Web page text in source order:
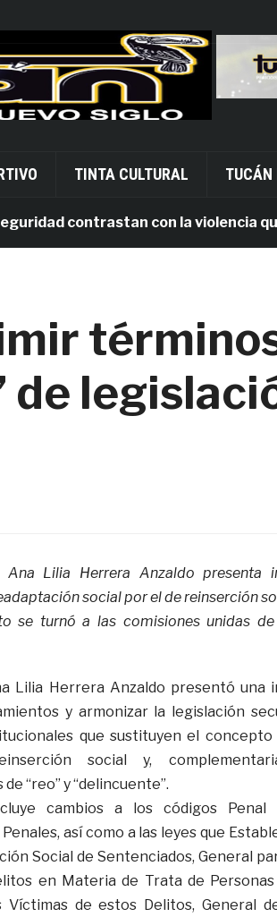
TINTA CULTURAL TUCÁN
contrastan con la violencia que
de
Ana Lilia Herrera Anzaldo presenta
social por el de reinserción
se turnó a las comisiones unidas
Lilia Herrera Anzaldo presentó una
y armonizar la legislación
que sustituyen el
social y,
“reo” y “delincuente”.
cambios a los códigos Penal
así como a las leyes que
Social de Sentenciados, General
en Materia de Trata de
Víctimas de estos Delitos, General